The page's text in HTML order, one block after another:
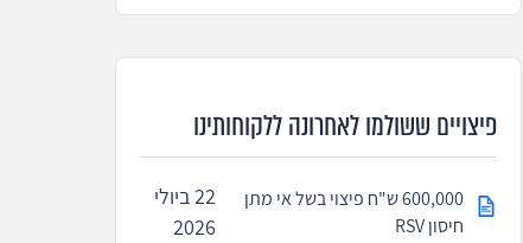
פיצויים ששולמו לאחרונה ללקוחותינו
600,000 ש"ח פיצוי בשל אי מתן
חיסון RSV
22 ביולי
2026